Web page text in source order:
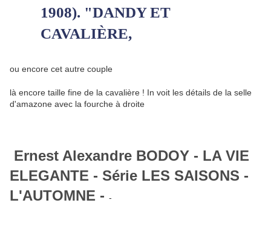
1908). "DANDY ET
CAVALIÈRE,
ou encore cet autre couple
là encore taille fine de la cavalière ! In voit les détails de la selle
d'amazone avec la fourche à droite
Ernest Alexandre BODOY - LA VIE
ELEGANTE - Série LES SAISONS -
L'AUTOMNE - -